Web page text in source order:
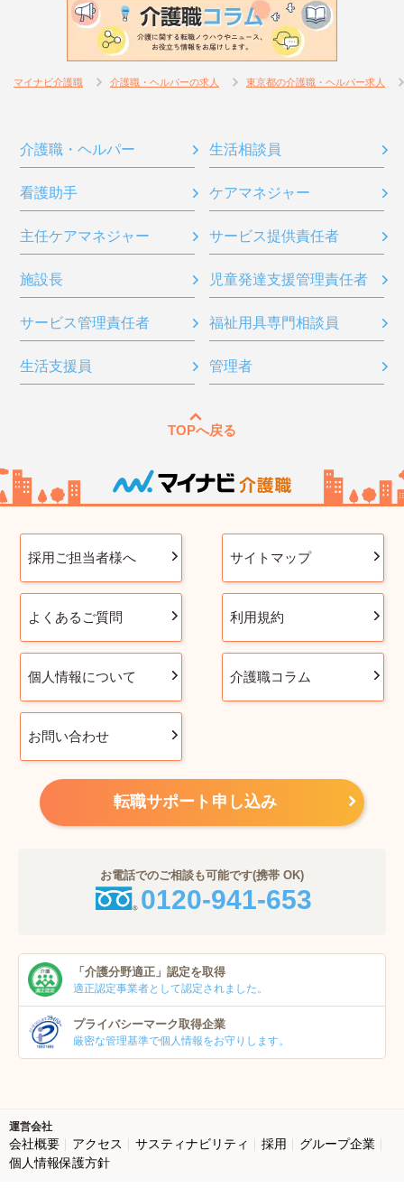
マイナビ介護職 介護職・ヘルパーの求人 東京都の介護職・ヘルパー求人
介護職・ヘルパー 生活相談員
看護助手 ケアマネジャー
主任ケアマネジャー サービス提供責任者
施設長 児童発達支援管理責任者
サービス管理責任者 福祉用具専門相談員
生活支援員 管理者
TOPへ戻る
採用ご担当者様へ サイトマップ
よくあるご質問 利用規約
個人情報について 介護職コラム
お問い合わせ
転職サポート申し込み
お電話でのご相談も可能です(携帯 OK)
0120-941-653
「介護分野適正」 認定を取得
適正認定事業者として認定されました。
プライバシーマーク取得企業
厳密な管理基準で個人情報をお守りします。
運営会社
会社概要 アクセス サスティナビリティ 採用
グループ企業
個人情報保護方針